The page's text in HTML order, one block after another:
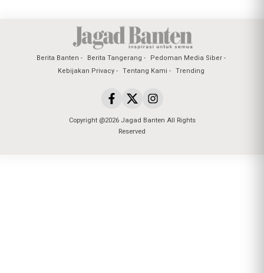
Berita Banten Berita Tangerang
Pedoman Media Siber
Kebijakan Privacy
Tentang Kami Trending
Copyright @2026 Jagad Banten All Rights
Reserved